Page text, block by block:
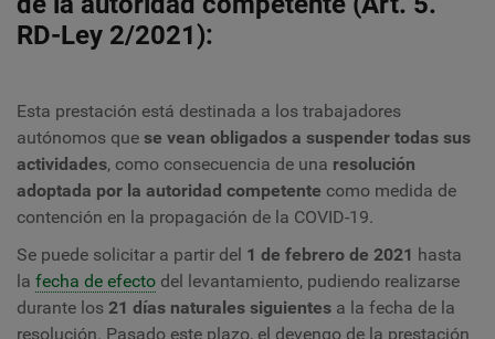
RD-Ley 2/2021):
Esta prestación está destinada a los trabajadores
autónomos que se vean obligados a suspender todas sus
actividades, como consecuencia de una resolución
adoptada por la autoridad competente como medida de
contención en la propagación de la COVID-19.
Se puede solicitar a partir del 1 de febrero de 2021 hasta
la fecha de efecto del levantamiento, pudiendo realizarse
durante los 21 días naturales siguientes a la fecha de la
resolución. Pasado este plazo, el devengo de la prestación